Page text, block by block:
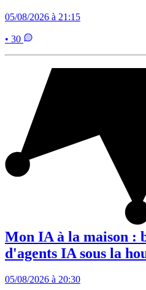
05/08/2026 à 21:15
• 30
Mon IA à la maison :
d'agents IA sous la
05/08/2026 à 20:30